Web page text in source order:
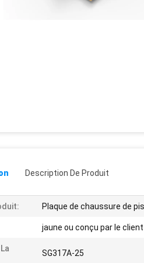
Description De Produit
Plaque de chaussure de
jaune ou conçu par le client
SG317A-25